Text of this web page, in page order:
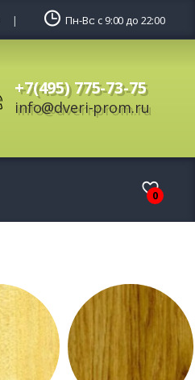
Пн-Вс: с 9:00 до 22:00
+7(495) 775-73-75
info@dveri-prom.ru
0